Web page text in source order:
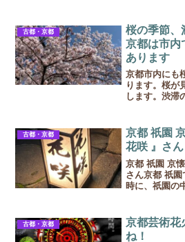
ような音がし
古都・京都
桜の季節、
京都は市内
あります
京都市内にも
ります。桜が
します。渋滞
も渋滞しがち
れますが、観
古都・京都
京都 祇園 京懐
花咲 』さん
京都 祇園 京
さん京都 祇
時に、祇園の
ジは敷居が高
は料金もわ...
古都・京都
京都芸術花
ね！